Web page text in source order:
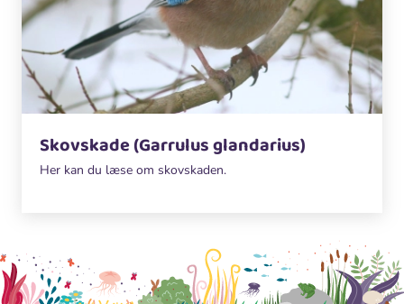
Skovskade (Garrulus glandarius)
Her kan du læse om skovskaden.